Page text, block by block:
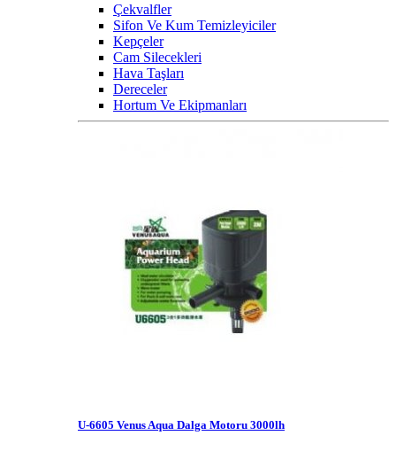
Çekvalfler
Sifon Ve Kum Temizleyiciler
Kepçeler
Cam Silecekleri
Hava Taşları
Dereceler
Hortum Ve Ekipmanları
U-6605 Venus Aqua Dalga Motoru 3000lh